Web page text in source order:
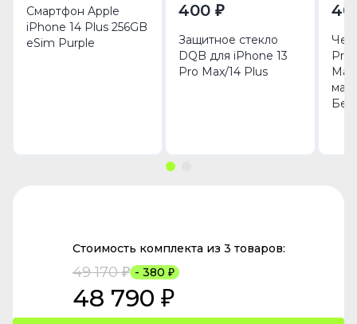
Смартфон Apple
iPhone 14 Plus 256GB
eSim Purple
400 ₽
Защитное стекло
DQB для iPhone 13
Pro Max/14 Plus
Pro
Стоимость комплекта из 3 товаров:
49 170 ₽ - 380 ₽
48 790 ₽